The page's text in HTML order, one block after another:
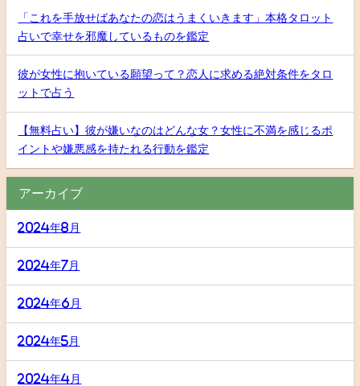
「これを手放せばあなたの恋はうまくいきます」本格タロット
占いで幸せを邪魔しているものを鑑定
彼が女性に抱いている願望って？恋人に求める絶対条件をタロ
ットで占う
【無料占い】彼が嫌いなのはどんな女？女性に不満を感じるポ
イントや嫌悪感を持たれる行動を鑑定
アーカイブ
2024年8月
2024年7月
2024年6月
2024年5月
2024年4月